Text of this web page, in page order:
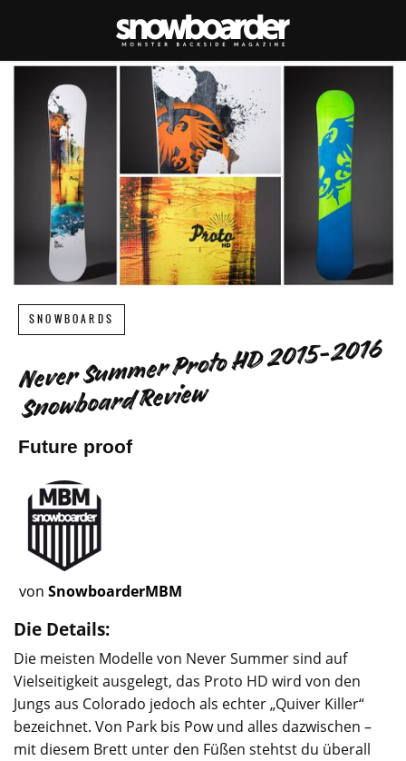
SNOWBOARDS
Never Summer Proto HD 2015-2016
Snowboard Review
Future proof
von SnowboarderMBM
Die Details:
Die meisten Modelle von Never Summer sind auf
Vielseitigkeit ausgelegt, das Proto HD wird von den
Jungs aus Colorado jedoch als echter „Quiver Killer“
bezeichnet. Von Park bis Pow und alles dazwischen –
mit diesem Brett unter den Füßen stehtst du überall